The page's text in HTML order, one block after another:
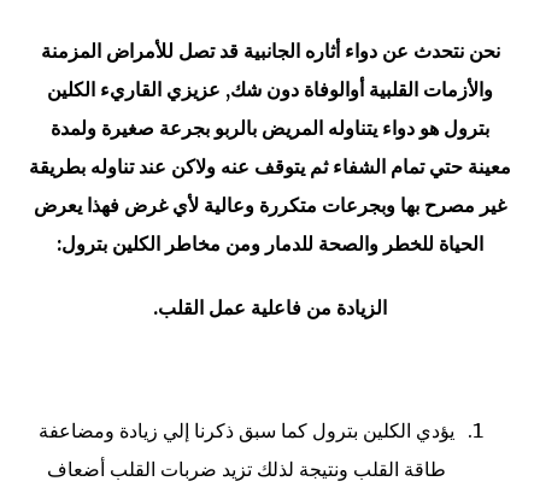
نحن نتحدث عن دواء أثاره الجانبية قد تصل للأمراض المزمنة
والأزمات القلبية أوالوفاة دون شك, عزيزي القاريء الكلين
بترول هو دواء يتناوله المريض بالربو بجرعة صغيرة ولمدة
معينة حتي تمام الشفاء ثم يتوقف عنه ولاكن عند تناوله بطريقة
غير مصرح بها وبجرعات متكررة وعالية لأي غرض فهذا يعرض
الحياة للخطر والصحة للدمار ومن مخاطر الكلين بترول:
الزيادة من فاعلية عمل القلب.
يؤدي الكلين بترول كما سبق ذكرنا إلي زيادة ومضاعفة
طاقة القلب ونتيجة لذلك تزيد ضربات القلب أضعاف